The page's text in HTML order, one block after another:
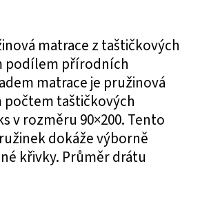
matrace z taštičkových
podílem přírodních
matrace je pružinová
počtem taštičkových
v rozměru 90×200. Tento
dokáže výborně
křivky. Průměr drátu